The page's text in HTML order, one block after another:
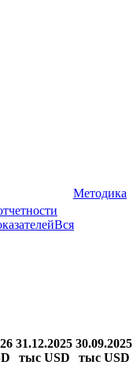
Методика
Вся
31.12.2025
тыс USD
30.09.2025
тыс USD